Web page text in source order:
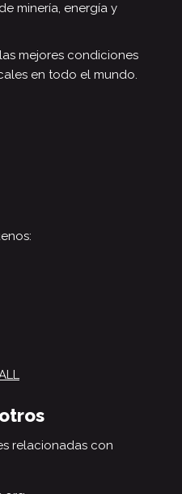
minería, energía y
mejores condiciones
en todo el mundo.
relacionadas con